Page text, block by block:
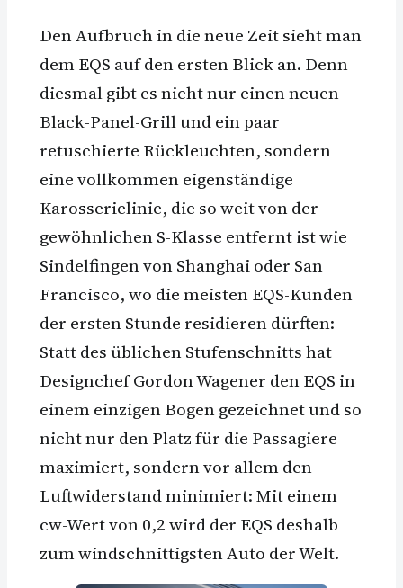
Den Aufbruch in die neue Zeit sieht man
dem EQS auf den ersten Blick an. Denn
diesmal gibt es nicht nur einen neuen
Black-Panel-Grill und ein paar
retuschierte Rückleuchten, sondern
eine vollkommen eigenständige
Karosserielinie, die so weit von der
gewöhnlichen S-Klasse entfernt ist wie
Sindelfingen von Shanghai oder San
Francisco, wo die meisten EQS-Kunden
der ersten Stunde residieren dürften:
Statt des üblichen Stufenschnitts hat
Designchef Gordon Wagener den EQS in
einem einzigen Bogen gezeichnet und so
nicht nur den Platz für die Passagiere
maximiert, sondern vor allem den
Luftwiderstand minimiert: Mit einem
cw-Wert von 0,2 wird der EQS deshalb
zum windschnittigsten Auto der Welt.